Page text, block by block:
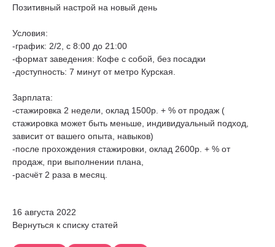
Позитивный настрой на новый день
Условия:
-график: 2/2, с 8:00 до 21:00
-формат заведения: Кофе с собой, без посадки
-доступность: 7 минут от метро Курская.
Зарплата:
-стажировка 2 недели, оклад 1500р. + % от продаж (
стажировка может быть меньше, индивидуальный подход,
зависит от вашего опыта, навыков)
-после прохождения стажировки, оклад 2600р. + % от
продаж, при выполнении плана,
-расчёт 2 раза в месяц.
16 августа 2022
Вернуться к списку статей